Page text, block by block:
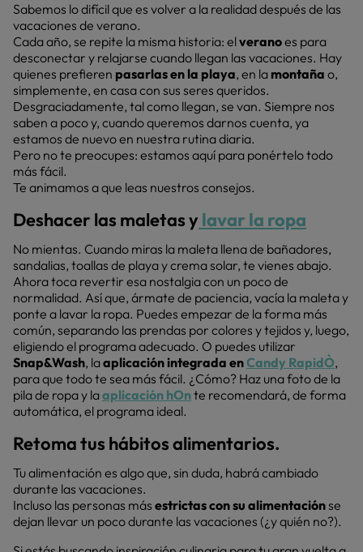
Sabemos lo difícil que es volver a la realidad después de las
vacaciones de verano.
Cada año, se repite la misma historia: elveranoes para
desconectar y relajarse cuando llegan las vacaciones. Hay
quienes prefieren pasarlas en la playa, en la montaña o,
simplemente, en casa con sus seres queridos.
Desgraciadamente, tal como llegan, se van. Siempre nos
saben a poco y, cuando queremos darnos cuenta, ya
estamos de nuevo en nuestra rutina diaria.
Pero no te preocupes: estamos aquí para ponértelo todo
más fácil.
Te animamos a que leas nuestros consejos.
Deshacer las maletas y lavar la ropa
No mientas. Cuando miras la maleta llena de bañadores,
sandalias, toallas de playa y crema solar, te vienes abajo.
Ahora toca revertir esa nostalgia con un poco de
normalidad. Así que, ármate de paciencia, vacía la maleta y
ponte a lavar la ropa. Puedes empezar de la forma más
común, separando las prendas por colores y tejidos y, luego,
eligiendo el programa adecuado. O puedes utilizar
Snap&Wash, laaplicación integrada enCandy RapidÒ,
para que todo te sea más fácil. ¿Cómo? Haz una foto de la
pila de ropa y laaplicación hOnte recomendará, de forma
automática, el programa ideal.
Retoma tus hábitos alimentarios.
Tu alimentación es algo que, sin duda, habrá cambiado
durante las vacaciones.
Incluso las personas más estrictas con su alimentaciónse
dejan llevar un poco durante las vacaciones (¿y quién no?).